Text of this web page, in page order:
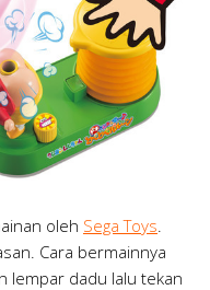
oleh Sega Toys
Cara bermainnya
lempar dadu lalu tekan